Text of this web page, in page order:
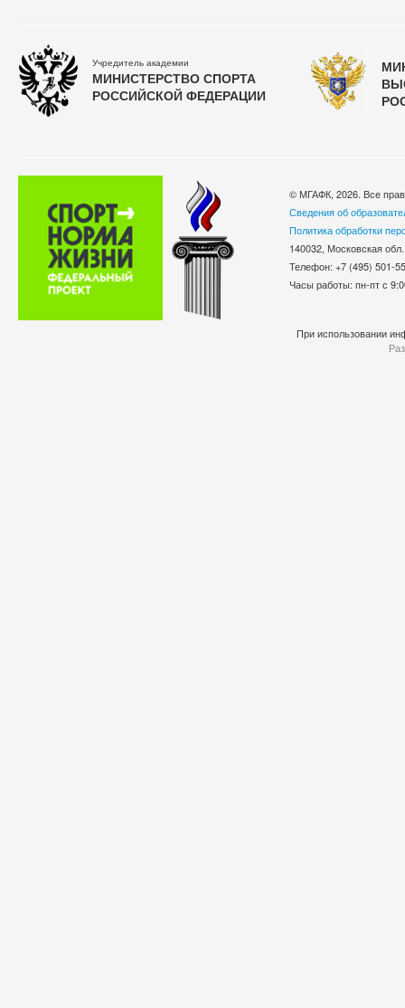
Учредитель академии
МИНИСТЕРСТВО СПОРТА
РОССИЙСКОЙ ФЕДЕРАЦИИ
© МГАФК, 2026. Все
Сведения об
Политика обработки
140032, Московская
Телефон: +7 (495)
Часы работы: пн-пт с
При использовании